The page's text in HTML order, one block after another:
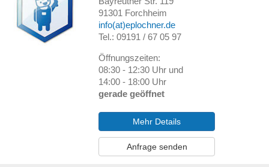
91301 Forchheim
info(at)eplochner.de
Tel.: 09191 / 67 05 97
Öffnungszeiten:
08:30 - 12:30 Uhr und
14:00 - 18:00 Uhr
gerade geöffnet
Mehr Details
Anfrage senden